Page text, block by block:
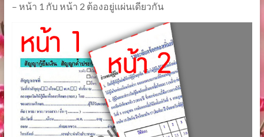
– หน้า 1 กับ หน้า 2 ต้องอยู่แผ่นเดียวกัน